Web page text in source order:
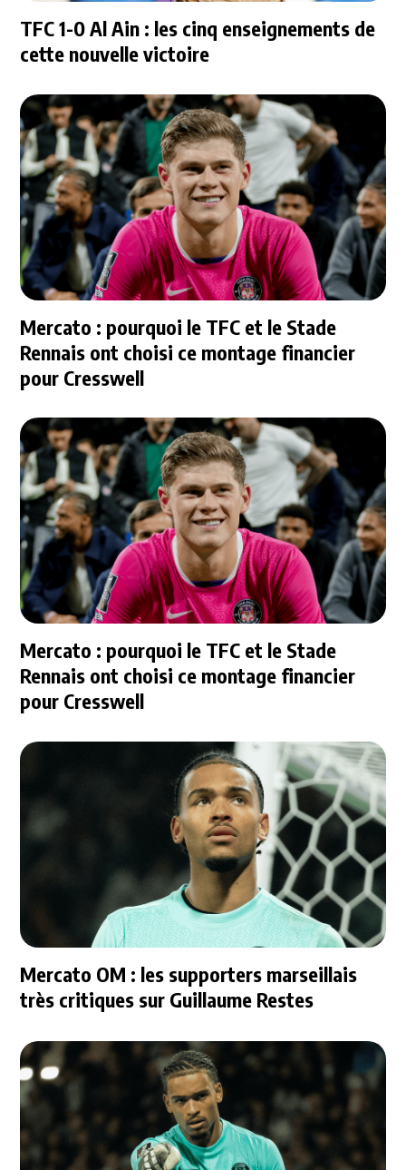
TFC 1-0 Al Ain : les cinq enseignements de
cette nouvelle victoire
Mercato : pourquoi le TFC et le Stade
Rennais ont choisi ce montage financier
pour Cresswell
Mercato : pourquoi le TFC et le Stade
Rennais ont choisi ce montage financier
pour Cresswell
Mercato OM : les supporters marseillais
très critiques sur Guillaume Restes